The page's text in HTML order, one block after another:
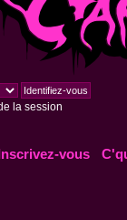
la session
vous